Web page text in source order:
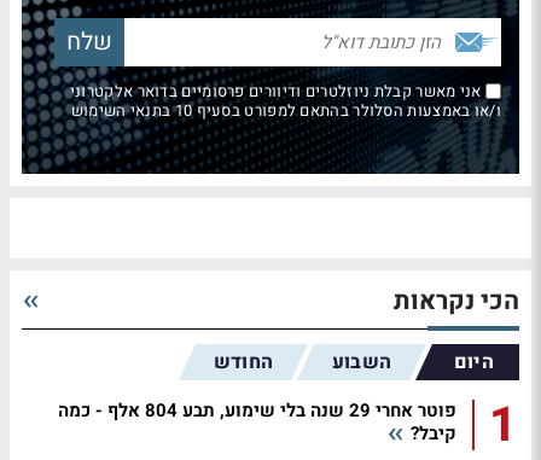
אני מאשר קבלת ניוזלטרים ודיוורים פרסומיים בדואר אלקטרוני
ו/או באמצעות הסלולר בהתאם למפורט בסעיף 10 בתנאי השימוש
הכי נקראות
היום השבוע החודש
1
פוטר אחרי 29 שנה בלי שימוע, תבע 804 אלף - כמה
קיבל?